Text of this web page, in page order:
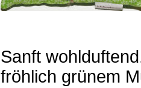
Sanft
fröhlich grünem